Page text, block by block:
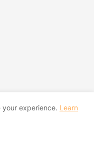
your experience. Learn